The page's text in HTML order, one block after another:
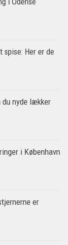
Her er de
du nyde lækker
i København
er